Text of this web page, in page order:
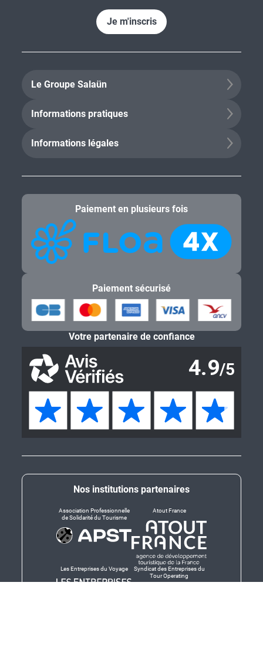
Je m'inscris
Le Groupe Salaün
Informations pratiques
Informations légales
Nos institutions partenaires
Association Professionnelle
de Solidarité du Tourisme
Atout France
Les Entreprises du Voyage
Syndicat des Entreprises du
Tour Operating
Paiement en plusieurs fois
Paiement sécurisé
Votre partenaire de confiance